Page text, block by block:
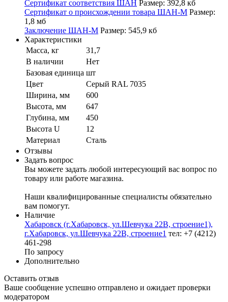
Сертификат соответствия ШАН Размер: 392,8 кб
Сертификат о происхождении товара ШАН-М Размер:
1,8 мб
Заключение ШАН-М Размер: 545,9 кб
Характеристики
Масса, кг
31,7
В наличии
Нет
Базовая единица шт
Цвет
Серый RAL 7035
Ширина, мм
600
Высота, мм
647
Глубина, мм
450
Высота U
12
Материал
Сталь
Отзывы
Задать вопрос
Вы можете задать любой интересующий вас вопрос по
товару или работе магазина.
Наши квалифицированные специалисты обязательно
вам помогут.
Наличие
Хабаровск (г.Хабаровск, ул.Шевчука 22В, строение1),
г.Хабаровск, ул.Шевчука 22В, строение1 тел: +7 (4212)
461-298
По запросу
Дополнительно
Оставить отзыв
Ваше сообщение успешно отправлено и ожидает проверки
модератором